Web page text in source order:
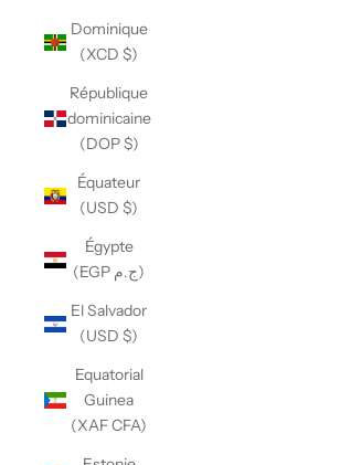
Dominique
(XCD $)
République
dominicaine
(DOP $)
Équateur
(USD $)
Égypte
(EGP ج.م)
El Salvador
(USD $)
Equatorial
Guinea
(XAF CFA)